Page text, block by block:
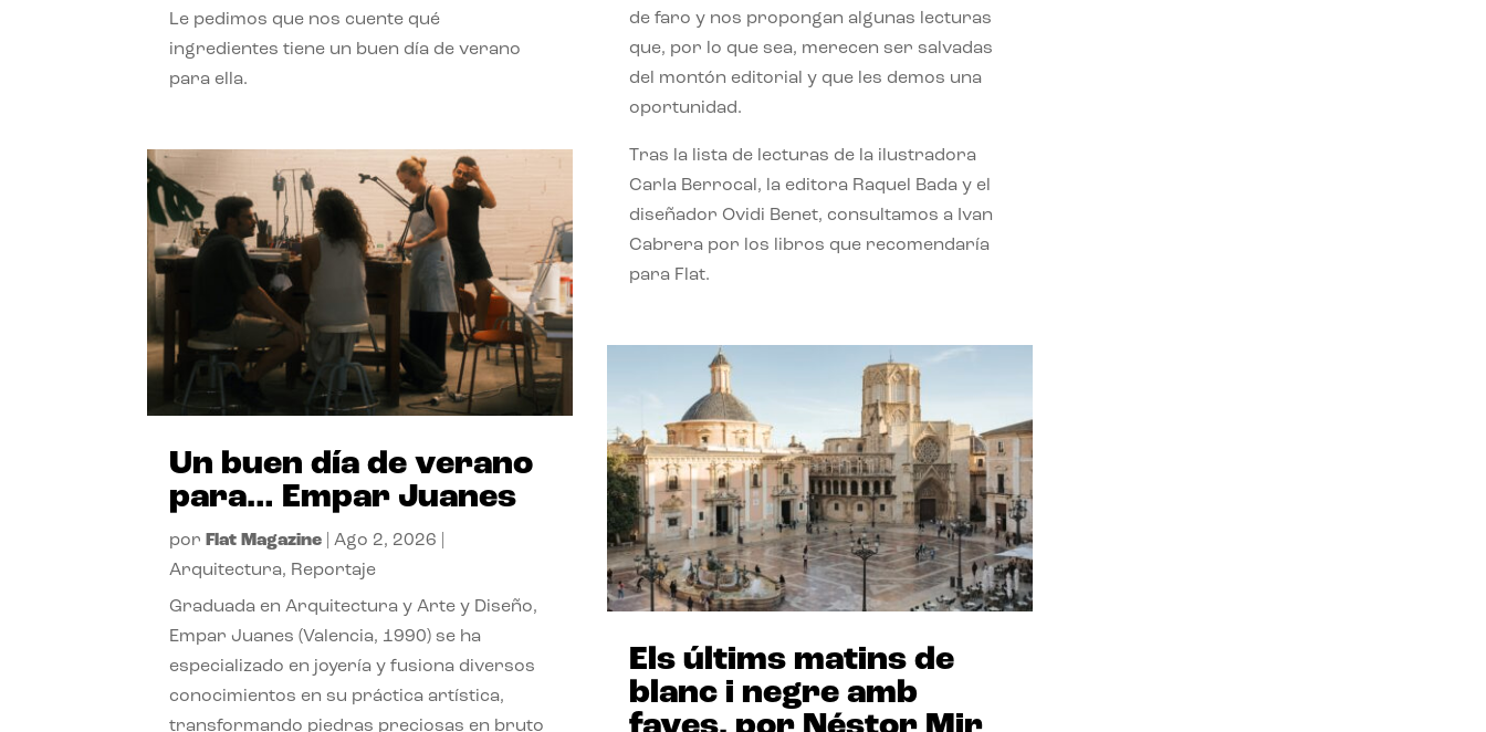
Le pedimos que nos cuente qué
ingredientes tiene un buen día de verano
para ella.
Un buen día de verano
para… Empar Juanes
por Flat Magazine |Ago 2, 2026
Arquitectura, Reportaje
Graduada en Arquitectura y Arte y Diseño,
Empar Juanes (Valencia, 1990) se ha
especializado en joyería y fusiona diversos
conocimientos en su práctica artística,
transformando piedras preciosas en bruto
de faro y nos propongan algunas lecturas
que, por lo que sea, merecen ser salvadas
del montón editorial y que les demos una
oportunidad.
Tras la lista de lecturas de la ilustradora
Carla Berrocal, la editora Raquel Bada y el
diseñador Ovidi Benet, consultamos a Ivan
Cabrera por los libros que recomendaría
para Flat.
Els últims matins de
blanc i negre amb